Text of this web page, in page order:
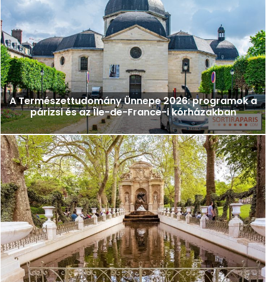
A Természettudomány Ünnepe 2026: programok a
párizsi és az Île-de-France-i kórházakban